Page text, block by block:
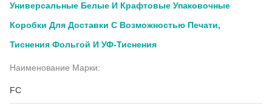
Универсальные Белые И Крафтовые Упаковочные
Коробки Для Доставки С Возможностью Печати,
Тиснения Фольгой И УФ-Тиснения
Наименование Марки:
FC